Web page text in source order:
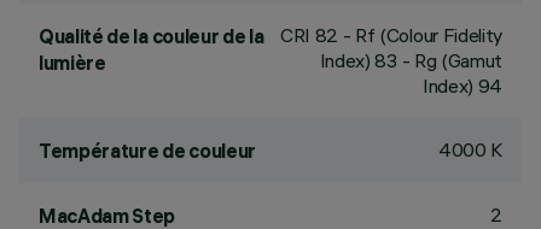
Qualité de la couleur de la
lumière
CRI 82 - Rf (Colour Fidelity
Index) 83 - Rg (Gamut
Index) 94
Température de couleur 4000 K
MacAdam Step 2